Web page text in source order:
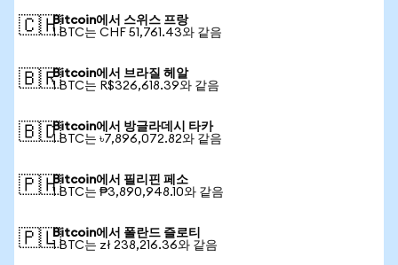
🇨🇭Bitcoin에서 스위스 프랑
1 BTC는 CHF 51,761.43와 같음
🇧🇷Bitcoin에서 브라질 헤알
1 BTC는 R$326,618.39와 같음
🇧🇩Bitcoin에서 방글라데시 타카
1 BTC는 ৳7,896,072.82와 같음
🇵🇭Bitcoin에서 필리핀 페소
1 BTC는 ₱3,890,948.10와 같음
🇵🇱Bitcoin에서 폴란드 즐로티
1 BTC는 zł 238,216.36와 같음